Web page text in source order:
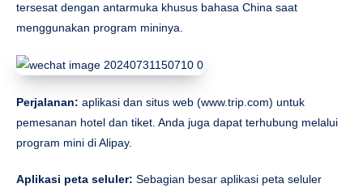
tersesat dengan antarmuka khusus bahasa China saat
menggunakan program mininya.
Perjalanan: aplikasi dan situs web (www.trip.com) untuk
pemesanan hotel dan tiket. Anda juga dapat terhubung melalui
program mini di Alipay.
Aplikasi peta seluler: Sebagian besar aplikasi peta seluler